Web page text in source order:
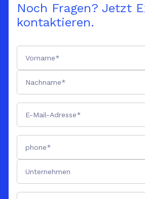
Noch Fragen? Jetzt
kontaktieren.